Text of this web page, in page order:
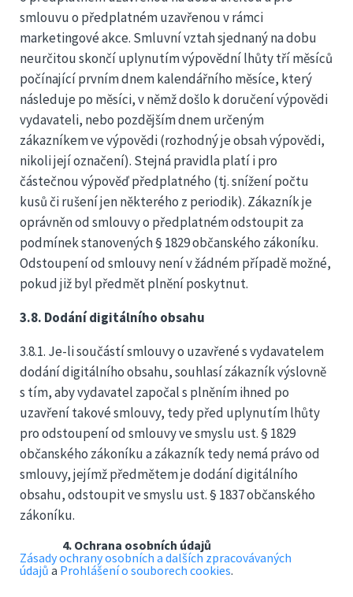
smlouvu o předplatném uzavřenou v rámci
marketingové akce. Smluvní vztah sjednaný na dobu
neurčitou skončí uplynutím výpovědní lhůty tří měsíců
počínající prvním dnem kalendářního měsíce, který
následuje po měsíci, v němž došlo k doručení výpovědi
vydavateli, nebo pozdějším dnem určeným
zákazníkem ve výpovědi (rozhodný je obsah výpovědi,
nikoli její označení). Stejná pravidla platí i pro
částečnou výpověď předplatného (tj. snížení počtu
kusů či rušení jen některého z periodik). Zákazník je
oprávněn od smlouvy o předplatném odstoupit za
podmínek stanovených § 1829 občanského zákoníku.
Odstoupení od smlouvy není v žádném případě možné,
pokud již byl předmět plnění poskytnut.
3.8. Dodání digitálního obsahu
3.8.1. Je-li součástí smlouvy o uzavřené s vydavatelem
dodání digitálního obsahu, souhlasí zákazník výslovně
s tím, aby vydavatel započal s plněním ihned po
uzavření takové smlouvy, tedy před uplynutím lhůty
pro odstoupení od smlouvy ve smyslu ust. § 1829
občanského zákoníku a zákazník tedy nemá právo od
smlouvy, jejímž předmětem je dodání digitálního
obsahu, odstoupit ve smyslu ust. § 1837 občanského
zákoníku.
4. Ochrana osobních údajů
Zásady ochrany osobních a dalších zpracovávaných
údajů a Prohlášení o souborech cookies.